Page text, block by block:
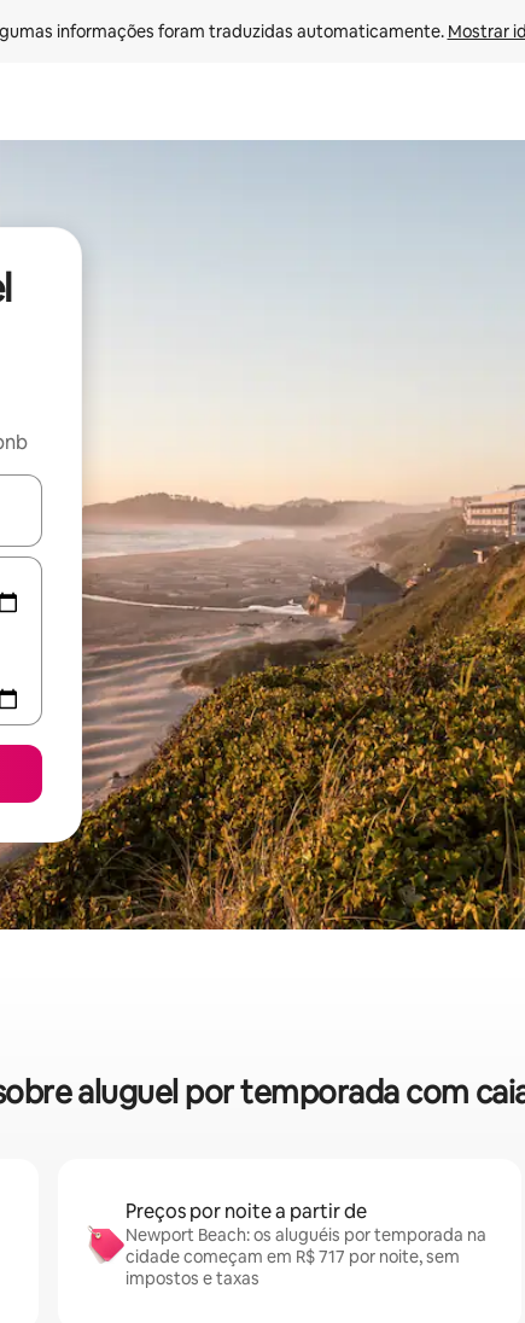
informações foram traduzidas automaticamente. Mostrar
os usando as seta para cima e para baixo do teclado ou
aluguel por temporada com
Preços por noite a partir de
Newport Beach: os aluguéis por temporada na
cidade começam em R$ 717 por noite, sem
impostos e taxas